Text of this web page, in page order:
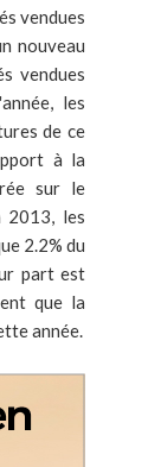
vendues
nouveau
vendues
les
de ce
à la
sur le
2013, les
2.2% du
part est
que la
année.